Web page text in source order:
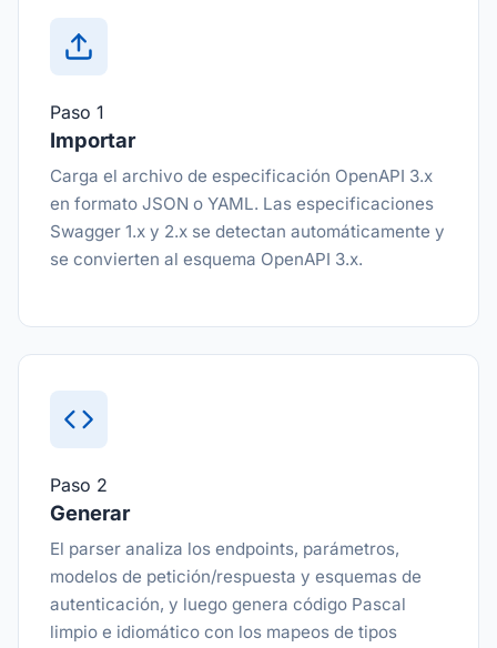
Paso 1
Importar
Carga el archivo de especificación OpenAPI 3.x
en formato JSON o YAML. Las especificaciones
Swagger 1.x y 2.x se detectan automáticamente y
se convierten al esquema OpenAPI 3.x.
Paso 2
Generar
El parser analiza los endpoints, parámetros,
modelos de petición/respuesta y esquemas de
autenticación, y luego genera código Pascal
limpio e idiomático con los mapeos de tipos